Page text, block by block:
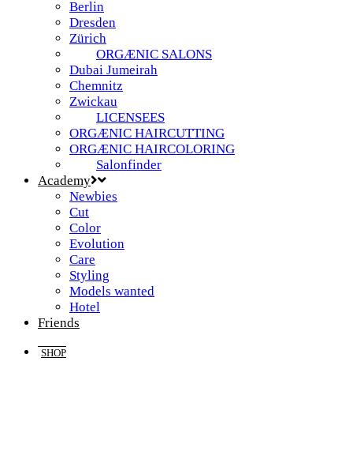
Berlin
Dresden
Zürich
ORGÆNIC SALONS
Dubai Jumeirah
Chemnitz
Zwickau
LICENSEES
ORGÆNIC HAIRCUTTING
ORGÆNIC HAIRCOLORING
Salonfinder
Academy
Newbies
Cut
Color
Evolution
Care
Styling
Models wanted
Hotel
Friends
SHOP